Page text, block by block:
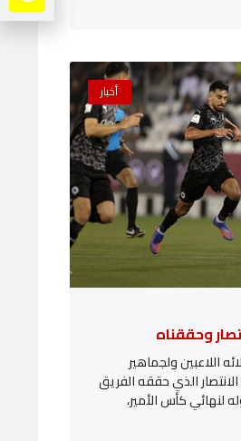
أخبار
وحققناه
اللاعبين ولجماهير
الذي حققه الفريق
لنهائي كأس الأمير،